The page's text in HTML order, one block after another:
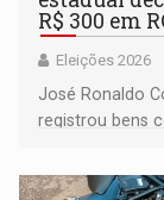
R$ 300 em
Eleições 2026
José Ronaldo
registrou bens
milhões